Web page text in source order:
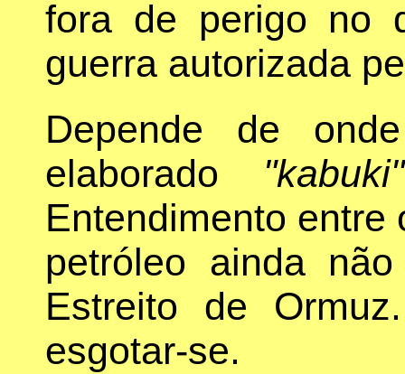
fora de perigo no
guerra autorizada
Depende de
elaborado "kabuki"
Entendimento
petróleo ainda
Estreito de
esgotar-se.